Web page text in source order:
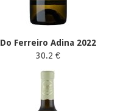
Do Ferreiro Adina 2022
30.2 €